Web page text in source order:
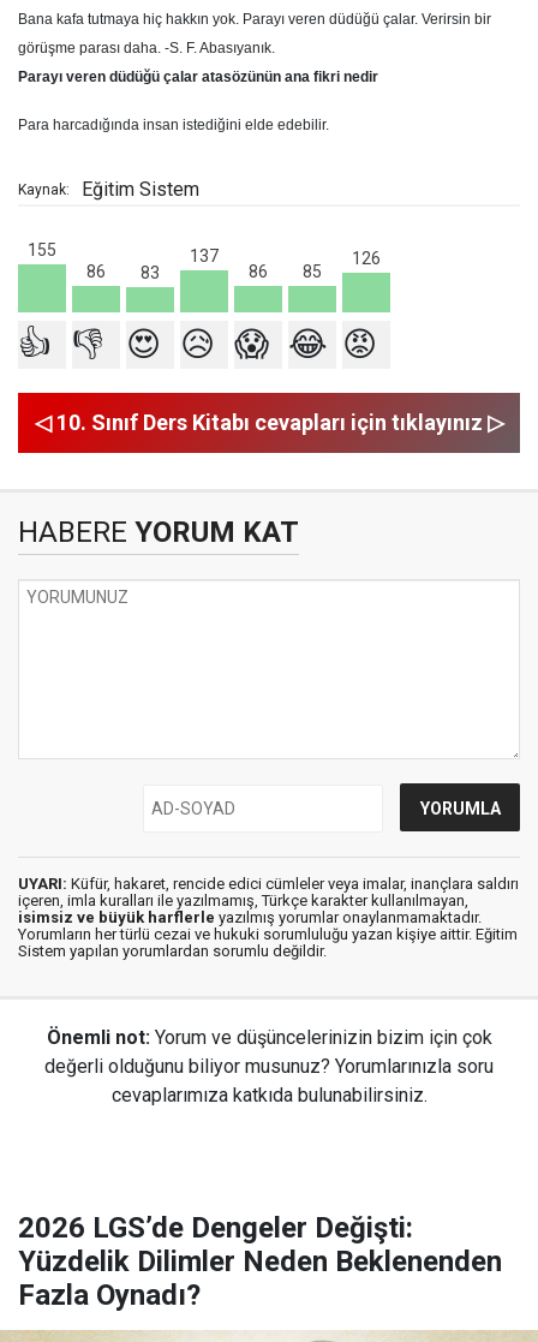
Bana kafa tutmaya hiç hakkın yok. Parayı veren düdüğü çalar. Verirsin bir
görüşme parası daha. -S. F. Abasıyanık.
Parayı veren düdüğü çalar atasözünün ana fikri nedir
Para harcadığında insan istediğini elde edebilir.
Kaynak: Eğitim Sistem
155
86
83
137
86
85
126
👍 👎 😍 😥 😱 😂 😡
◁ 10. Sınıf Ders Kitabı cevapları için tıklayınız ▷
HABERE YORUM KAT
UYARI: Küfür, hakaret, rencide edici cümleler veya imalar, inançlara saldırı
içeren, imla kuralları ile yazılmamış, Türkçe karakter kullanılmayan,
isimsiz ve büyük harflerle yazılmış yorumlar onaylanmamaktadır.
Yorumların her türlü cezai ve hukuki sorumluluğu yazan kişiye aittir. Eğitim
Sistem yapılan yorumlardan sorumlu değildir.
Önemli not: Yorum ve düşüncelerinizin bizim için çok
değerli olduğunu biliyor musunuz? Yorumlarınızla soru
cevaplarımıza katkıda bulunabilirsiniz.
2026 LGS’de Dengeler Değişti:
Yüzdelik Dilimler Neden Beklenenden
Fazla Oynadı?